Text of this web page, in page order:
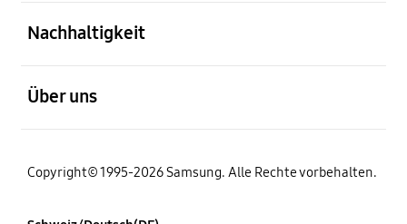
Nachhaltigkeit
Über uns
Copyright© 1995-2026 Samsung. Alle Rechte vorbehalten.